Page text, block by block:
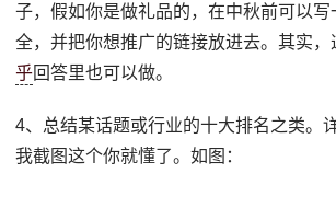
子，假如你是做礼品的，在中秋前可以写
全，并把你想推广的链接放进去。其实
乎回答里也可以做。
4、总结某话题或行业的十大排名之类。
我截图这个你就懂了。如图：